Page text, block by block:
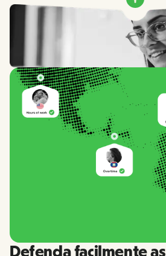
Defenda facilmente as